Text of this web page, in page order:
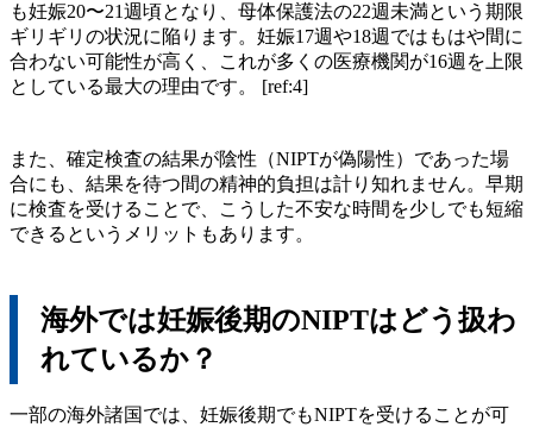
も妊娠20〜21週頃となり、母体保護法の22週未満という期限
ギリギリの状況に陥ります。妊娠17週や18週ではもはや間に
合わない可能性が高く、これが多くの医療機関が16週を上限
としている最大の理由です。 [ref:4]
また、確定検査の結果が陰性（NIPTが偽陽性）であった場
合にも、結果を待つ間の精神的負担は計り知れません。早期
に検査を受けることで、こうした不安な時間を少しでも短縮
できるというメリットもあります。
海外では妊娠後期のNIPTはどう扱わ
れているか？
一部の海外諸国では、妊娠後期でもNIPTを受けることが可